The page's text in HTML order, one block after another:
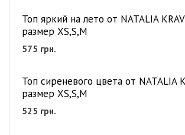
Топ яркий на лето от NATALIA
размер XS,S,M
575 грн.
Топ сиреневого цвета от NATALIA
размер XS,S,M
525 грн.